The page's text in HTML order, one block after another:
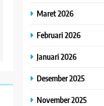
Maret 2026
Februari 2026
Januari 2026
Desember 2025
November 2025